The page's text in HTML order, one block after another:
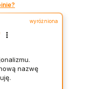
wyróżniona
nazwę